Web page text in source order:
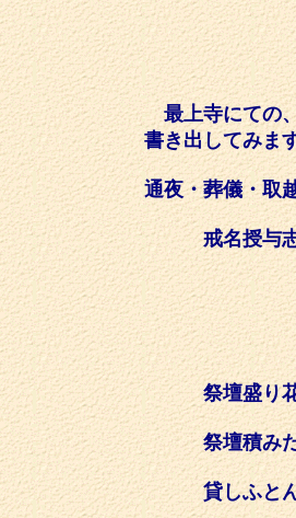
最上寺にての、
書き出してみま
通夜・葬儀・取
戒名授
○○院
○○院
○○院
○○院
祭壇盛り
祭壇積みだ
貸しふとん・